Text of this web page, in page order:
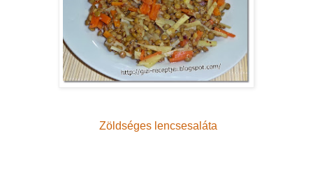
Zöldséges lencsesaláta